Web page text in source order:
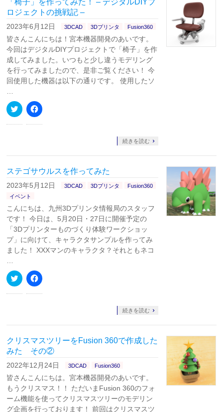
(新
し
い
ウ
ィ
ン
ド
ウ
で
開
き
ま
す)
ッ
ク
し
て
く
だ
さ
い
(新
し
い
ウ
ィ
ン
で
開
ま
「椅子」を作ってみた！ – デジタルDIYプ
ロジェクトの挑戦記 –
2023年6月12日 3DCAD 3Dプリンタ Fusion360
皆さんこんにちは！宮本機器開発のあいです。
今回はデジタルDIYプロジェクトで「椅子」を作
成してみました。いつもと少し違うモデリング
を行ってみましたので、是非ご覧ください！ 今
回使用した機器は以下の通りです。 使用したソ
ク
リ
ク
(新
い
ィ
ン
ド
ウ
で
開
き
ま
す)
Facebook
で
有
リ
ッ
し
だ
さ
い
(新
し
い
ウ
ィ
で
開
ま
続きを読む
ステゴサウルスを作ってみた
2023年5月12日 3DCAD 3Dプリンタ
Fusion360
イベント
こんにちは、九州3Dプリンタ情報局のスタッフ
です！ 今日は、5月20日・27日に開催予定の
「3Dプリンターものづくり体験ワークショッ
プ」に向けて、キャラクタサンプルを作ってみ
ました！ XXXマンのキャラクタ？それともネコ
ク
リ
ク
有
(新
し
い
ウ
ィ
ン
ド
ウ
で
開
き
Facebook
で
有
ッ
ク
し
て
く
だ
さ
い
(新
し
い
続きを読む
クリスマスツリーをFusion 360で作成した
みた その②
2022年12月24日 3DCAD Fusion360
皆さんこんにちは。宮本機器開発のあいです。
もうクリスマス！！ ただいまFusion 360のフォ
ーム機能を使ってクリスマスツリーのモデリン
グ企画を行っております！ 前回はクリスマスツ